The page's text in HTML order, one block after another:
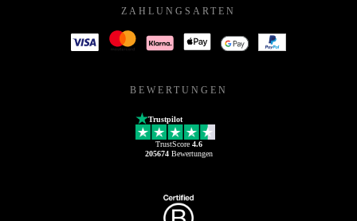
ZAHLUNGSARTEN
BEWERTUNGEN
Trustpilot
TrustScore 4.6
205674Bewertungen